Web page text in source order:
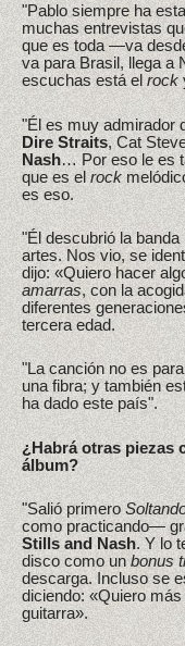
"Pablo siempre ha
muchas entrevistas
que es toda —va
va para Brasil, llega a
escuchas está elrock
"Él es muy admirador
Dire Straits, Cat
Nash… Por eso le es
que es elrock
es eso.
"Él descubrió la
artes. Nos vio, se
dijo: «Quiero hacer
amarras, con la
diferentes
tercera edad.
"La canción no es
una fibra; y también
ha dado este país".
¿Habrá otras piezas
álbum?
"Salió primero
como practicando—
Stills and Nash. Y lo
disco como unbonus
descarga. Incluso se
diciendo: «Quiero
guitarra».